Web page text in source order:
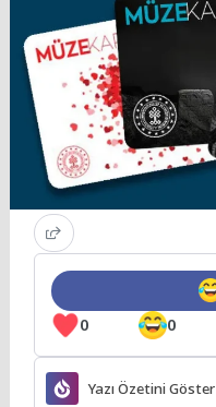
0 0
Yazı Özetini Göster